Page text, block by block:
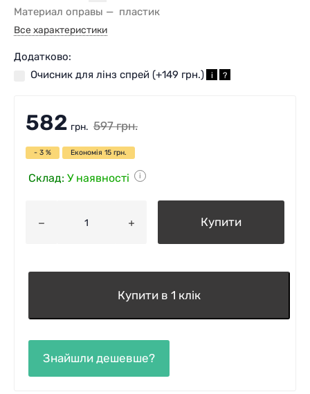
Материал оправы
пластик
Все характеристики
Додатково:
Очисник для лінз спрей (+149 грн.) i ?
582 грн. 597 грн.
- 3 % Економія 15 грн.
Склад: У наявності i
Купити
Купити в 1 клік